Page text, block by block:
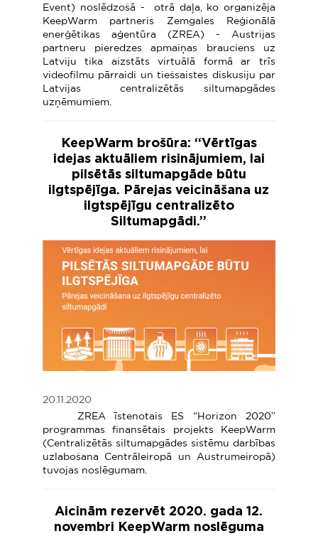
Event) noslēdzošā - otrā daļa, ko organizēja
KeepWarm partneris Zemgales Reģionālā
enerģētikas aģentūra (ZREA) - Austrijas
partneru pieredzes apmaiņas brauciens uz
Latviju tika aizstāts virtuālā formā ar trīs
videofilmu pārraidi un tiešsaistes diskusiju par
Latvijas centralizētās siltumapgādes
uzņēmumiem.
KeepWarm brošūra: “Vērtīgas
idejas aktuāliem risinājumiem, lai
pilsētās siltumapgāde būtu
ilgtspējīga. Pārejas veicināšana uz
ilgtspējīgu centralizēto
Siltumapgādi.”
20.11.2020
ZREA īstenotais ES “Horizon 2020”
programmas finansētais projekts KeepWarm
(Centralizētās siltumapgādes sistēmu darbības
uzlabošana Centrāleiropā un Austrumeiropā)
tuvojas noslēgumam.
Aicinām rezervēt 2020. gada 12.
novembri KeepWarm noslēguma